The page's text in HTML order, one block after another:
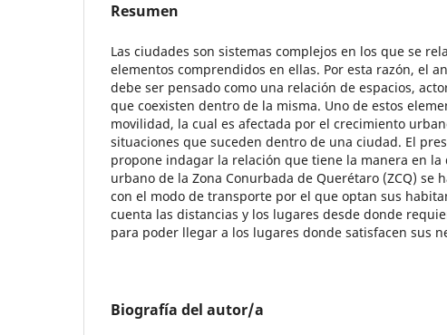
Resumen
Las ciudades son sistemas complejos en los que se
elementos comprendidos en ellas. Por esta razón, el
debe ser pensado como una relación de espacios,
que coexisten dentro de la misma. Uno de estos
movilidad, la cual es afectada por el crecimiento
situaciones que suceden dentro de una ciudad. El
propone indagar la relación que tiene la manera en
urbano de la Zona Conurbada de Querétaro (ZCQ) se
con el modo de transporte por el que optan sus
cuenta las distancias y los lugares desde donde
para poder llegar a los lugares donde satisfacen sus
Biografía del autor/a